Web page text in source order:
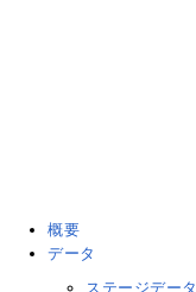
概要
データ
ステージデータ